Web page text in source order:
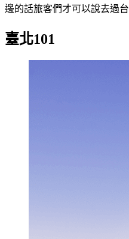
邊的話旅客們才可以說去過
臺北101